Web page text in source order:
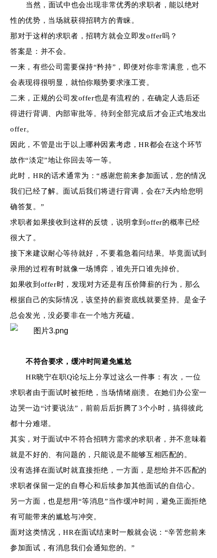
当然，面试中也会出现非常优秀的求职者，能以绝对
性的优势，当场就获得招聘方的青睐。
那对于这样的求职者，招聘方就会立即发offer吗？
答案是：并不会。
一来，有些公司需要保持“矜持” ，即便对你非常满意，也不
会表现得很明显，就怕你顺势要求涨工资。
二来，正规的公司发offer也是有流程的，在确定人选后还
得进行背调、内部审批等。待到全部完成后才会正式地发出
offer。
因此，不管是出于以上哪种因素考虑，HR都会在这个环节
故作“淡定”地让你回去等一等。
此时，HR的话术通常为：“感谢您前来参加面试，您的情况
我们已经了解。面试后我们将进行背调，会在7天内给您明
确答复。 ”
求职者如果接收到这样的反馈，说明拿到offer的概率已经
很大了。
接下来建议耐心等待就好，不要着急着问结果。毕竟面试到
录用的过程有时就像一场博弈，谁先开口谁先掉价。
如果收到 offer时，发现对方还是有压价降薪的行为，那么
根据自己的实际情况，该坚持的薪资底线就要坚持。是金子
总会发光，没必要非在一个地方死磕。
不符合要求，缓冲时间避免尴尬
HR晓宁在职Q论坛上分享过这么一件事：有次，一位
求职者由于面试时被拒绝，当场情绪崩溃。在她们办公室一
边哭一边“讨要说法” ，前前后后折腾了3个小时，搞得彼此
都十分难堪。
其实，对于面试中不符合招聘方需求的求职者，并不意味着
就是不好的、有问题的，只能说是不能够互相匹配的。
没有选择在面试时就直接拒绝，一方面，是想给并不匹配的
求职者保留一定的自尊心和后续参加其他面试的自信心。
另一方面，也是想用“等消息”当作缓冲时间，避免正面拒绝
有可能带来的尴尬与冲突。
面对这类情况，HR在面试结束时一般就会说： “辛苦您前来
参加面试，有消息我们会通知您的。 ”